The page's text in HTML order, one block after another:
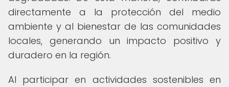
directamente a la protección del medio
ambiente y al bienestar de las comunidades
locales, generando un impacto positivo y
duradero en la región.
Al participar en actividades sostenibles en